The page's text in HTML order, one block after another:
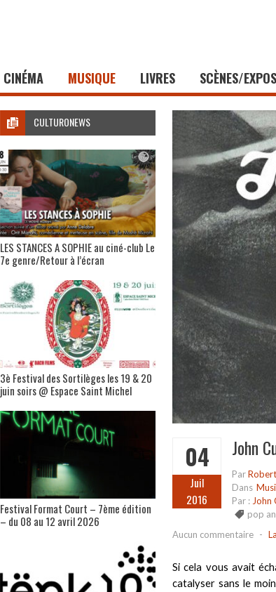
CINÉMA MUSIQUE LIVRES SCÈNES/EXPOS
04
Juil
2016
John
Par
Dans
Par : John
pop
Aucun commentaire -
Si cela vous avait
catalyser sans le
CULTURONEWS
LES STANCES A SOPHIE au ciné-club Le
7e genre/Retour à l’écran
3è Festival des Sortilèges les 19 & 20
juin soirs @ Espace Saint Michel
Festival Format Court – 7ème édition
– du 08 au 12 avril 2026